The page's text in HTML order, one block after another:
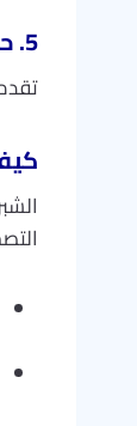
5. حماية من أشعة الشمس: